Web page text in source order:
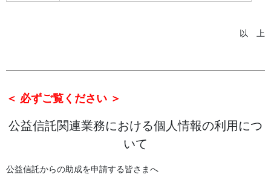
以 上
＜ 必ずご覧ください ＞
公益信託関連業務における個人情報の利用につ
いて
公益信託からの助成を申請する皆さまへ